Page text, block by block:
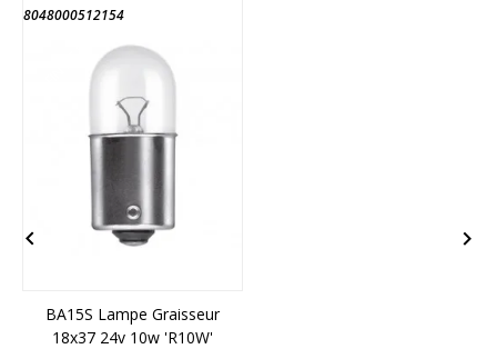
8048000512154
FIN DE STOCK
BA15S Lampe Graisseur
18x37 24v 10w 'R10W'
 